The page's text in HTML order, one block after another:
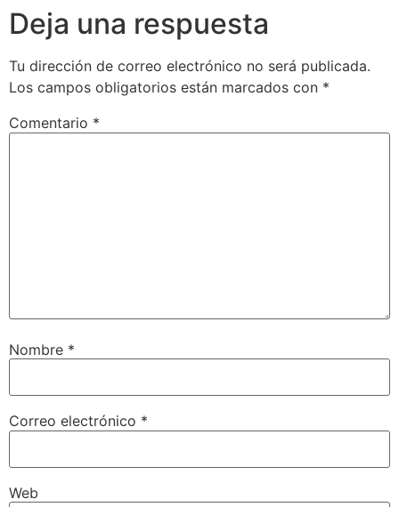
Deja una respuesta
Tu dirección de correo electrónico no será publicada.
Los campos obligatorios están marcados con *
Comentario *
Nombre *
Correo electrónico *
Web